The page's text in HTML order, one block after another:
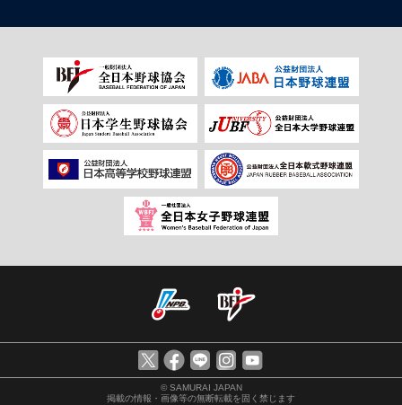
© SAMURAI JAPAN
掲載の情報・画像等の無断転載を固く禁じます